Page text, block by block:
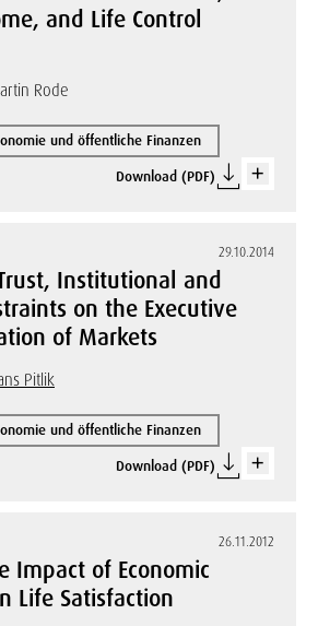
and Life Control
Rode
und öffentliche Finanzen
Download (PDF)
29.10.2014
Institutional and
on the Executive
of Markets
Pitlik
und öffentliche Finanzen
Download (PDF)
26.11.2012
Impact of Economic
Life Satisfaction